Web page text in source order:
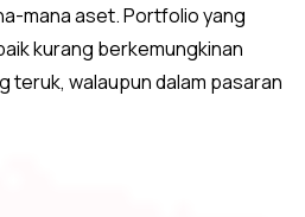
mana aset. Portfolio yang
kurang berkemungkinan
teruk, walaupun dalam pasaran